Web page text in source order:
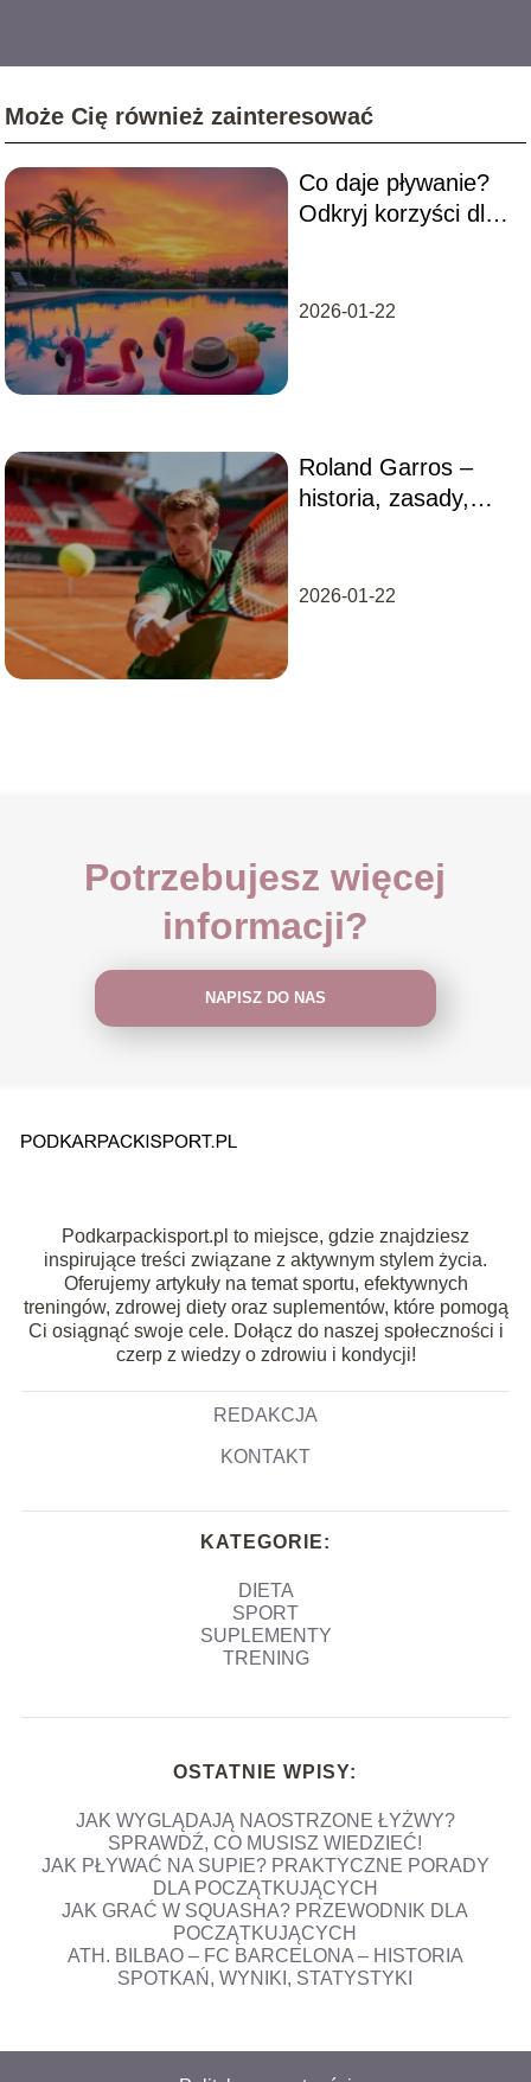
Może Cię również zainteresować
Co daje pływanie?
Odkryj korzyści dla
2026-01-22
Roland Garros –
historia, zasady,
2026-01-22
Potrzebujesz więcej
informacji?
NAPISZ DO NAS
Podkarpackisport.pl to miejsce, gdzie znajdziesz
inspirujące treści związane z aktywnym stylem życia.
Oferujemy artykuły na temat sportu, efektywnych
treningów, zdrowej diety oraz suplementów, które pomogą
Ci osiągnąć swoje cele. Dołącz do naszej społeczności i
czerp z wiedzy o zdrowiu i kondycji!
REDAKCJA
KONTAKT
KATEGORIE:
DIETA
SPORT
SUPLEMENTY
TRENING
OSTATNIE WPISY:
JAK WYGLĄDAJĄ NAOSTRZONE ŁYŻWY?
SPRAWDŹ, CO MUSISZ WIEDZIEĆ!
JAK PŁYWAĆ NA SUPIE? PRAKTYCZNE PORADY
DLA POCZĄTKUJĄCYCH
JAK GRAĆ W SQUASHA? PRZEWODNIK DLA
POCZĄTKUJĄCYCH
ATH. BILBAO – FC BARCELONA – HISTORIA
SPOTKAŃ, WYNIKI, STATYSTYKI